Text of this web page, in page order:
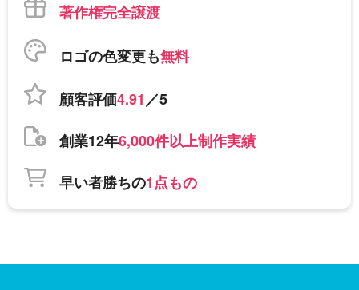
著作権完全譲渡
ロゴの色変更も無料
顧客評価4.91／5
創業12年6,000件以上制作実績
早い者勝ちの1点もの